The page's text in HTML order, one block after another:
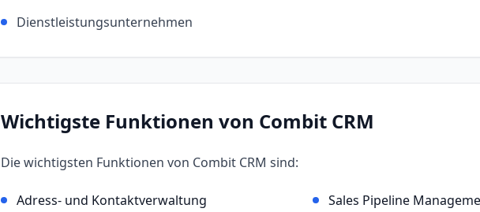
Dienstleistungsunternehmen
Wichtigste Funktionen von Combit CRM
Die wichtigsten Funktionen von Combit CRM sind:
Adress- und Kontaktverwaltung Sales Pipeline